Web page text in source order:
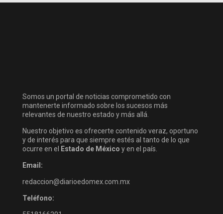
Somos un portal de noticias comprometido con
mantenerte informado sobre los sucesos más
relevantes de nuestro estado y más allá.
Nuestro objetivo es ofrecerte contenido veraz, oportuno
y de interés para que siempre estés al tanto de lo que
ocurre en el
Estado de México y en el país.
Email:
redaccion@diarioedomex.com.mx
Teléfono: